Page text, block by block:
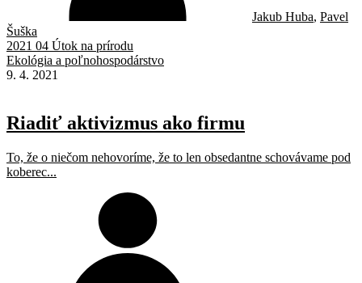
Jakub Huba, Pavel
Šuška
2021 04 Útok na prírodu
Ekológia a poľnohospodárstvo
9. 4. 2021
Riadiť aktivizmus ako firmu
To, že o niečom nehovoríme, že to len obsedantne schovávame pod
koberec...